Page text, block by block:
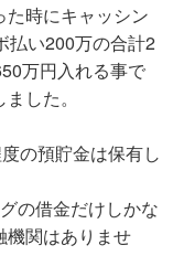
時にキャッシン
払い200万の合計2
万円入れる事で
した。
の預貯金は保有し
の借金だけしかな
機関はありませ